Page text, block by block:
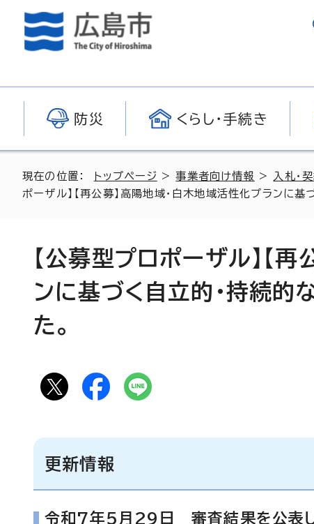
防災 くらし・手続き
現在の位置： トップページ >事業者向け情報 > 入札・
ポーザル】【再公募】高陽地域・白木地域活性化プランに
【公募型プロポーザル】【
ンに基づく自立的・持続
た。
更新情報
令和7年5月29日 審査結果を公表し